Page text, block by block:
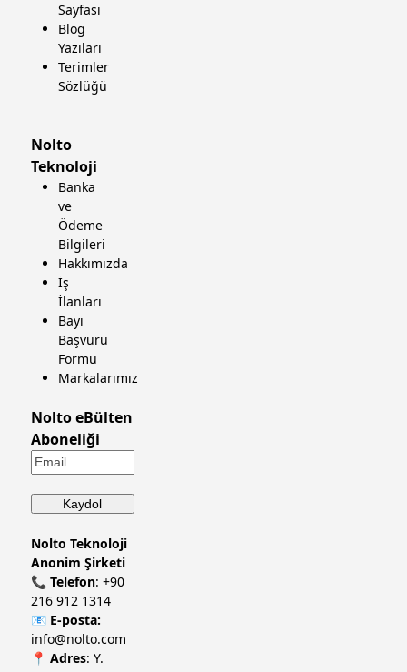
Sayfası
Blog
Yazıları
Terimler
Sözlüğü
Nolto
Teknoloji
Banka
ve
Ödeme
Bilgileri
Hakkımızda
İş
İlanları
Bayi
Başvuru
Formu
Markalarımız
Nolto eBülten
Aboneliği
Nolto Teknoloji
Anonim Şirketi
📞 Telefon: +90
216 912 1314
📧 E-posta:
info@nolto.com
📍 Adres: Y.